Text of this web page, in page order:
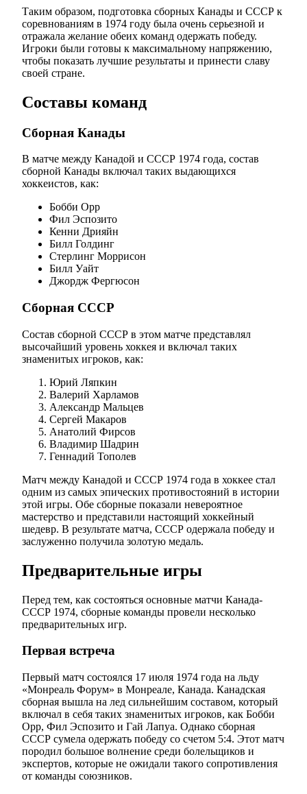
Таким образом, подготовка сборных Канады и СССР к
соревнованиям в 1974 году была очень серьезной и
отражала желание обеих команд одержать победу.
Игроки были готовы к максимальному напряжению,
чтобы показать лучшие результаты и принести славу
своей стране.
Составы команд
Сборная Канады
В матче между Канадой и СССР 1974 года, состав
сборной Канады включал таких выдающихся
хоккеистов, как:
Бобби Орр
Фил Эспозито
Кенни Дрияйн
Билл Голдинг
Стерлинг Моррисон
Билл Уайт
Джордж Фергюсон
Сборная СССР
Состав сборной СССР в этом матче представлял
высочайший уровень хоккея и включал таких
знаменитых игроков, как:
Юрий Ляпкин
Валерий Харламов
Александр Мальцев
Сергей Макаров
Анатолий Фирсов
Владимир Шадрин
Геннадий Тополев
Матч между Канадой и СССР 1974 года в хоккее стал
одним из самых эпических противостояний в истории
этой игры. Обе сборные показали невероятное
мастерство и представили настоящий хоккейный
шедевр. В результате матча, СССР одержала победу и
заслуженно получила золотую медаль.
Предварительные игры
Перед тем, как состояться основные матчи Канада-
СССР 1974, сборные команды провели несколько
предварительных игр.
Первая встреча
Первый матч состоялся 17 июля 1974 года на льду
«Монреаль Форум» в Монреале, Канада. Канадская
сборная вышла на лед сильнейшим составом, который
включал в себя таких знаменитых игроков, как Бобби
Орр, Фил Эспозито и Гай Лапуа. Однако сборная
СССР сумела одержать победу со счетом 5:4. Этот матч
породил большое волнение среди болельщиков и
экспертов, которые не ожидали такого сопротивления
от команды союзников.